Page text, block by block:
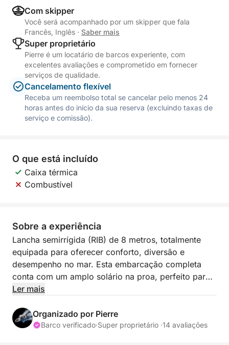
Com skipper
Você será acompanhado por um skipper que fala
Francês, Inglês · Saber mais
Super proprietário
Pierre é um locatário de barcos experiente, com
excelentes avaliações e comprometido em fornecer
serviços de qualidade.
Cancelamento flexível
Receba um reembolso total se cancelar pelo menos 24
horas antes do início da sua reserva (excluindo taxas de
serviço e comissão).
O que está incluído
Caixa térmica
Combustível
Sobre a experiência
Lancha semirrígida (RIB) de 8 metros, totalmente
equipada para oferecer conforto, diversão e
desempenho no mar. Esta embarcação completa
conta com um amplo solário na proa, perfeito para
relaxar, além de um espaçoso cockpit modular na
— ideal para compartilhar momentos agradáveis a
bordo.
Ler mais
Organizado por Pierre
Barco verificado·Super proprietário ·14 avaliações